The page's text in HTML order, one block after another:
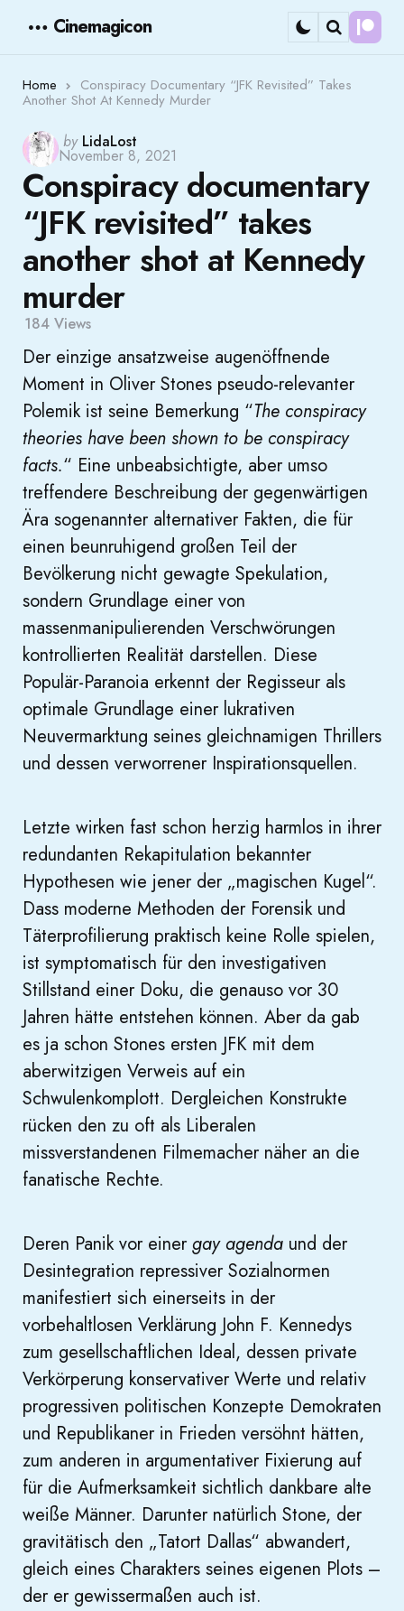
Cinemagicon
Search
Home Conspiracy Documentary “JFK Revisited” Takes
Another Shot At Kennedy Murder
Posted
by
by LidaLost
November 8, 2021
Conspiracy documentary
“JFK revisited” takes
another shot at Kennedy
murder
184 Views
Der einzige ansatzweise augenöffnende
Moment in Oliver Stones pseudo-relevanter
Polemik ist seine Bemerkung “The conspiracy
theories have been shown to be conspiracy
facts.“ Eine unbeabsichtigte, aber umso
treffendere Beschreibung der gegenwärtigen
Ära sogenannter alternativer Fakten, die für
einen beunruhigend großen Teil der
Bevölkerung nicht gewagte Spekulation,
sondern Grundlage einer von
massenmanipulierenden Verschwörungen
kontrollierten Realität darstellen. Diese
Populär-Paranoia erkennt der Regisseur als
optimale Grundlage einer lukrativen
Neuvermarktung seines gleichnamigen Thrillers
und dessen verworrener Inspirationsquellen.
Letzte wirken fast schon herzig harmlos in ihrer
redundanten Rekapitulation bekannter
Hypothesen wie jener der „magischen Kugel“.
Dass moderne Methoden der Forensik und
Täterprofilierung praktisch keine Rolle spielen,
ist symptomatisch für den investigativen
Stillstand einer Doku, die genauso vor 30
Jahren hätte entstehen können. Aber da gab
es ja schon Stones ersten JFK mit dem
aberwitzigen Verweis auf ein
Schwulenkomplott. Dergleichen Konstrukte
rücken den zu oft als Liberalen
missverstandenen Filmemacher näher an die
fanatische Rechte.
Deren Panik vor einer gay agenda und der
Desintegration repressiver Sozialnormen
manifestiert sich einerseits in der
vorbehaltlosen Verklärung John F. Kennedys
zum gesellschaftlichen Ideal, dessen private
Verkörperung konservativer Werte und relativ
progressiven politischen Konzepte Demokraten
und Republikaner in Frieden versöhnt hätten,
zum anderen in argumentativer Fixierung auf
für die Aufmerksamkeit sichtlich dankbare alte
weiße Männer. Darunter natürlich Stone, der
gravitätisch den „Tatort Dallas“ abwandert,
gleich eines Charakters seines eigenen Plots –
der er gewissermaßen auch ist.